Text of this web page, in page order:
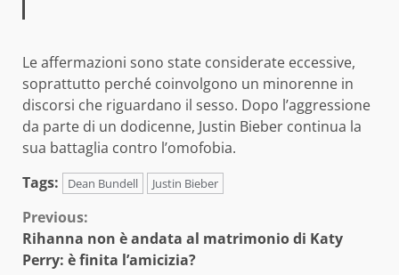
Le affermazioni sono state considerate eccessive,
soprattutto perché coinvolgono un minorenne in
discorsi che riguardano il sesso. Dopo l’aggressione
da parte di un dodicenne, Justin Bieber continua la
sua battaglia contro l’omofobia.
Tags:
Dean Bundell Justin Bieber
Continue
Reading
Previous:
Rihanna non è andata al matrimonio di Katy
Perry: è finita l’amicizia?